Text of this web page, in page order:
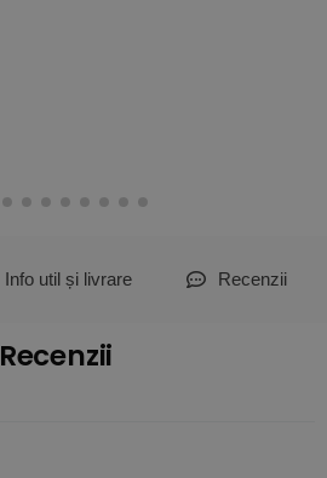
Info util și livrare Recenzii
Recenzii